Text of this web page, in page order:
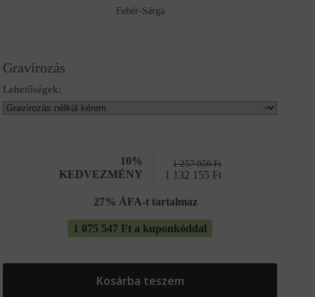
Fehér-Sárga
Gravírozás
Lehetőségek:
10%
KEDVEZMÉNY
1 257 950Ft
1 132 155 Ft
27% ÁFA-t tartalmaz
1 075 547 Ft a kuponkóddal
Kosárba teszem